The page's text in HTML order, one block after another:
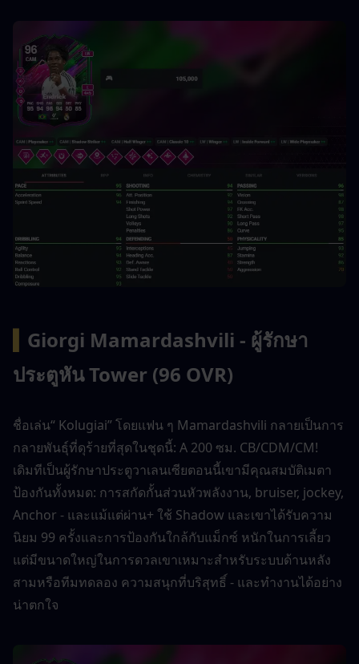
Giorgi Mamardashvili - ผู้รักษา
ประตูหัน Tower (96 OVR)
ชื่อเล่น“ Kolugiai” โดยแฟน ๆ Mamardashvili กลายเป็นการ
กลายพันธุ์ที่ดุร้ายที่สุดในชุดนี้: A 200 ซม. CB/CDM/CM!
เดิมทีเป็นผู้รักษาประตูวาเลนเซียตอนนี้เขามีคุณสมบัติเมตา
ป้องกันทั้งหมด: การสกัดกั้นส่วนหัวพลังงาน, bruiser, jockey,
Anchor - และแม้แต่ผ่าน+ ใช้ Shadow และเขาได้รับความ
นิยม 99 ครั้งและการป้องกันใกล้กับแม็กซ์ หนักในการเลี้ยว
แต่มีขนาดใหญ่ในการดวลเขาเหมาะสำหรับระบบด้านหลัง
สามหรือทีมทดลอง ความสนุกที่บริสุทธิ์ - และทำงานได้อย่าง
น่าตกใจ